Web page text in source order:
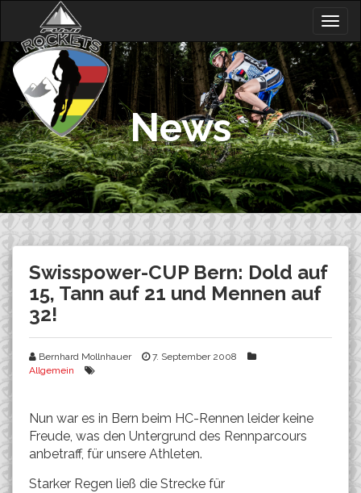
content
News
Swisspower-CUP Bern: Dold auf
15, Tann auf 21 und Mennen auf
32!
Bernhard Mollnhauer
7. September 2008
Allgemein
Nun war es in Bern beim HC-Rennen leider keine
Freude, was den Untergrund des Rennparcours
anbetraff, für unsere Athleten.
Starker Regen ließ die Strecke für